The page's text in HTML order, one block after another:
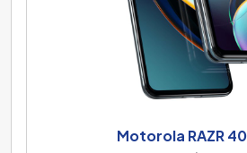
Motorola RAZR